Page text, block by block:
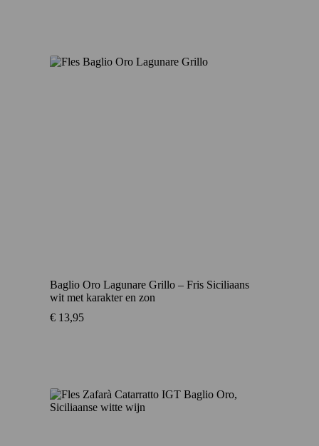
Baglio Oro Lagunare Grillo – Fris Siciliaans
wit met karakter en zon
€ 13,95